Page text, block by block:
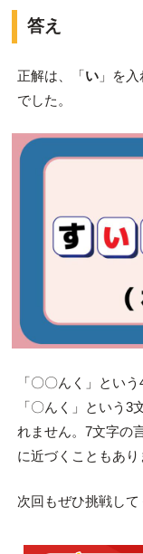
答え
正解は、「い」を入
でした。
「〇〇んく」とい
「〇んく」という3
れません。7文字の
に近づくこともあり
次回もぜひ挑戦して